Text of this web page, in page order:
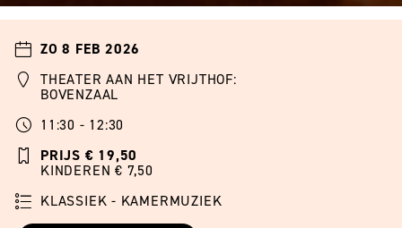
ZO 8 FEB 2026
THEATER AAN HET VRIJTHOF:
BOVENZAAL
11:30 - 12:30
PRIJS € 19,50
KINDEREN € 7,50
KLASSIEK - KAMERMUZIEK